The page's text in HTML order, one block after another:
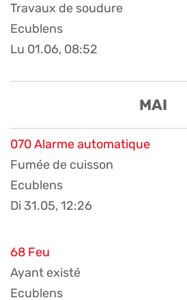
Travaux de soudure
Ecublens
Lu 01.06, 08:52
MAI
070 Alarme automatique
Fumée de cuisson
Ecublens
Di 31.05, 12:26
68 Feu
Ayant existé
Ecublens